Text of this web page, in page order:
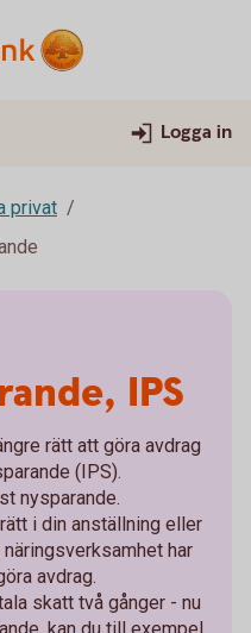
Logga in
privat
IPS
rätt att göra avdrag
(IPS).
nysparande.
i din anställning eller
har
avdrag.
skatt två gånger - nu